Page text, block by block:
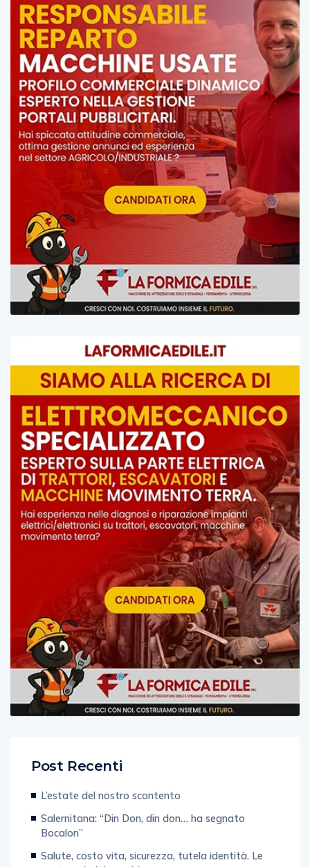
Post Recenti
L’estate del nostro scontento
Salernitana: “Din Don, din don… ha segnato
Bocalon”
Salute, costo vita, sicurezza, tutela identità. Le